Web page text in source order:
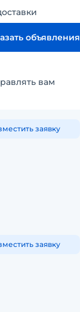
объявления
вам
заявку
заявку